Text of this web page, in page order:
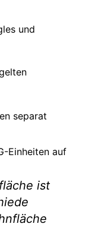
und
separat
Einheiten auf
ist